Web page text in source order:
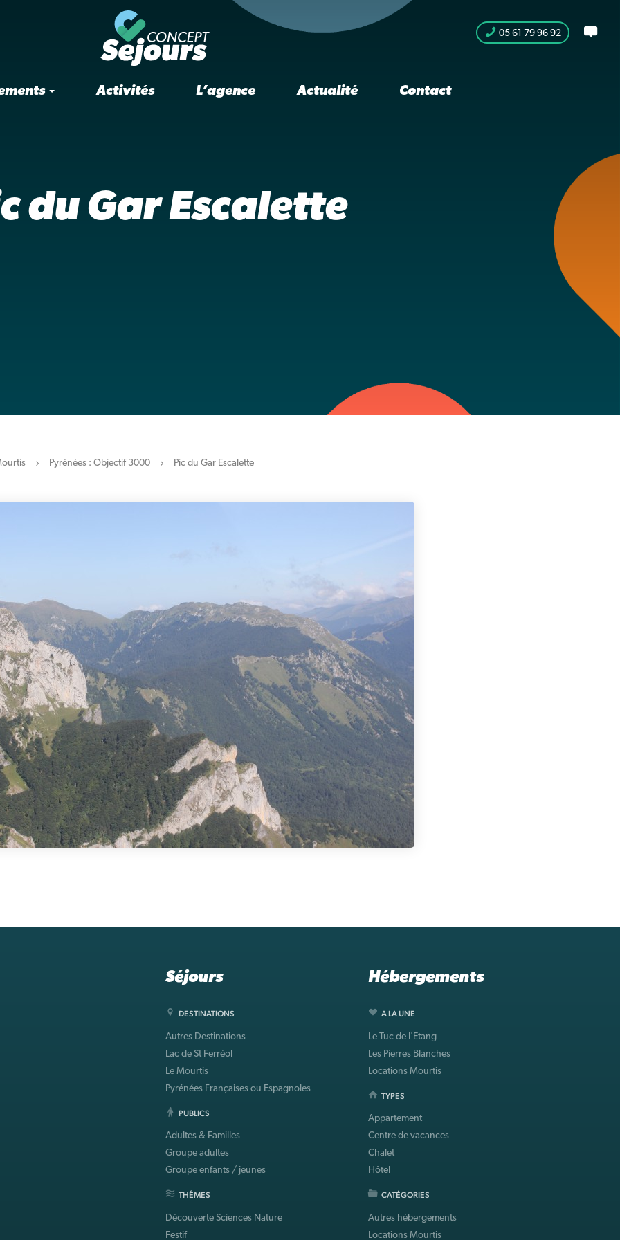
Activités L’agence Actualité Contact
05 61 79 96 92
du Gar Escalette
Pyrénées : Objectif 3000 Pic du Gar Escalette
Séjours
DESTINATIONS
Autres Destinations
Lac de St Ferréol
Le Mourtis
Pyrénées Françaises ou Espagnoles
PUBLICS
Adultes & Familles
Groupe adultes
Groupe enfants / jeunes
THÊMES
Découverte Sciences Nature
Festif
Hébergements
A LA UNE
Le Tuc de l'Etang
Les Pierres Blanches
Locations Mourtis
TYPES
Appartement
Centre de vacances
Chalet
Hôtel
CATÉGORIES
Autres hébergements
Locations Mourtis